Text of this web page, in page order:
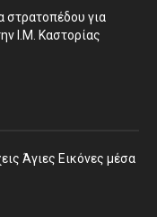
στρατοπέδου για
Ι.Μ. Καστορίας
Άγιες Εικόνες μέσα